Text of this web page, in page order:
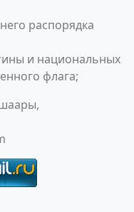
распорядка
и национальных
флага;